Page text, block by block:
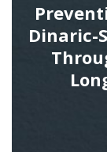
Dinaric-